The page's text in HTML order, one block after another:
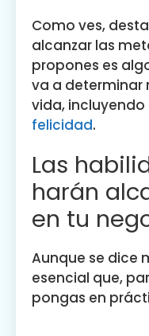
Como ves,
alcanzar las
propones es
va a determinar
vida,
felicidad.
Las
harán
en tu
Aunque se dice
esencial que,
pongas en